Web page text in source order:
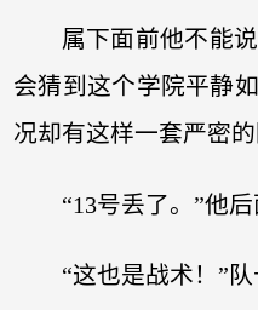
属下面前他不能
会猜到这个学院平静
况却有这样一套严密的
“13号丢了。”他后
“这也是战术！”队